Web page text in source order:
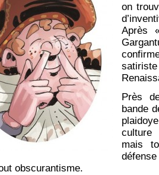
on
Après
Près
bande
culture
mais
obscurantisme.